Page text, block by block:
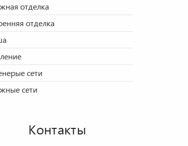
отделка
отделка
сети
сети
Контакты